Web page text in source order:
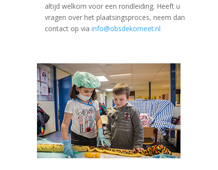
altijd welkom voor een rondleiding. Heeft u
vragen over het plaatsingsproces, neem dan
contact op via info@obsdekomeet.nl